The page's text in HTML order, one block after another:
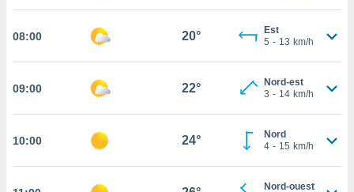
de
des
sur
et
08:00 20°
Est
5 - 13 km/h
09:00 22°
Nord-est
3 - 14 km/h
10:00 24°
Nord
4 - 15 km/h
Nord-ouest